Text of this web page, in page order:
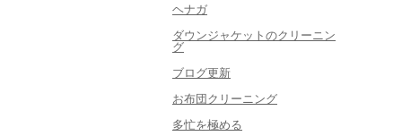
ヘナガ
ダウンジャケットのクリーニン
グ
ブログ更新
お布団クリーニング
多忙を極める